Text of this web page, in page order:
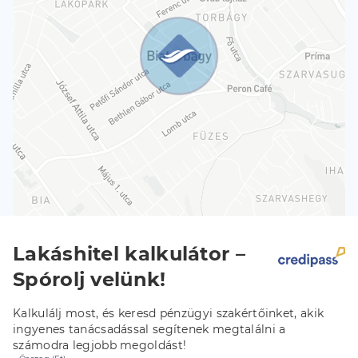
Lakáshitel kalkulátor –
Spórolj velünk!
Kalkulálj most, és keresd pénzügyi szakértőinket, akik
ingyenes tanácsadással segítenek megtalálni a
számodra legjobb megoldást!